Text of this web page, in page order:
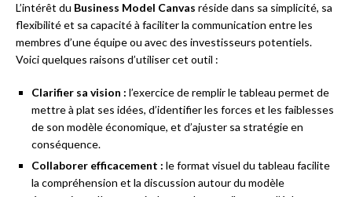
L’intérêt du Business Model Canvas réside dans sa simplicité, sa
flexibilité et sa capacité à faciliter la communication entre les
membres d’une équipe ou avec des investisseurs potentiels.
Voici quelques raisons d’utiliser cet outil :
Clarifier sa vision : l’exercice de remplir le tableau permet de
mettre à plat ses idées, d’identifier les forces et les faiblesses
de son modèle économique, et d’ajuster sa stratégie en
conséquence.
Collaborer efficacement : le format visuel du tableau facilite
la compréhension et la discussion autour du modèle